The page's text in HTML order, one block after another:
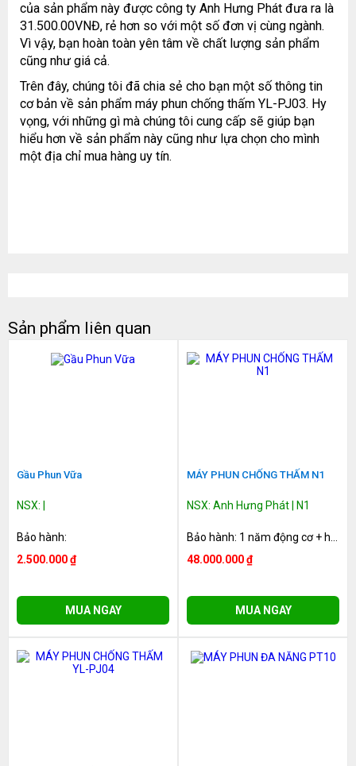
của sản phẩm này được công ty Anh Hưng Phát đưa ra là
31.500.00VNĐ, rẻ hơn so với một số đơn vị cùng ngành.
Vì vậy, bạn hoàn toàn yên tâm về chất lượng sản phẩm
cũng như giá cả.
Trên đây, chúng tôi đã chia sẻ cho bạn một số thông tin
cơ bản về sản phẩm máy phun chống thấm YL-PJ03. Hy
vọng, với những gì mà chúng tôi cung cấp sẽ giúp bạn
hiểu hơn về sản phẩm này cũng như lựa chọn cho mình
một địa chỉ mua hàng uy tín.
Sản phẩm liên quan
Gầu Phun Vữa
NSX: |
Bảo hành:
2.500.000 ₫
MUA NGAY
MÁY PHUN CHỐNG THẤM N1
NSX: Anh Hưng Phát | N1
48.000.000 ₫
MUA NGAY